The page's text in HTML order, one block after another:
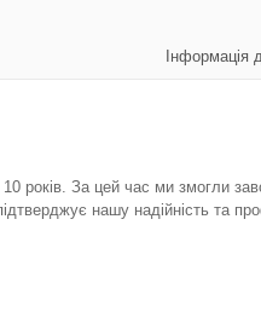
Інформація
років. За цей час ми змогли
нашу надійність та